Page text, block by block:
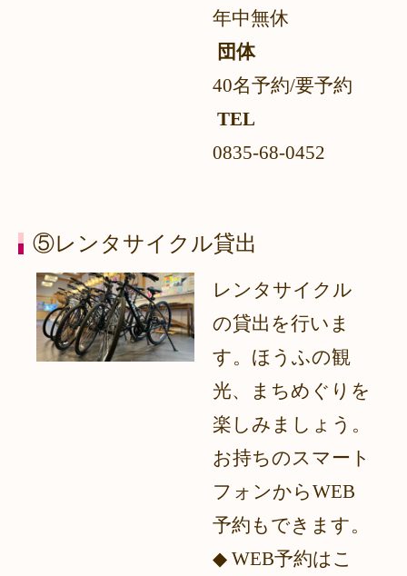
年中無休
団体
40名予約/要予約
TEL
0835-68-0452
⑤レンタサイクル貸出
レンタサイクル
の貸出を行いま
す。ほうふの観
光、まちめぐりを
楽しみましょう。
お持ちのスマート
フォンからWEB
予約もできます。
◆ WEB予約はこ